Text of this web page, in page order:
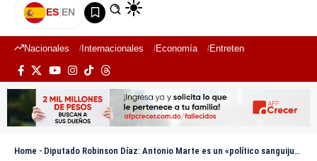
ES|EN
Nacionales Internacionales Economía Entretenimiento
Home - Diputado Robinson Díaz: Antonio Marte es un «político sanguijuela» y Omar debe cuidarse